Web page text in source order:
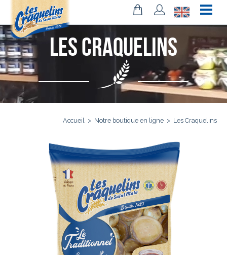
Les Craquelins
Accueil > Notre boutique en ligne > Les Craquelins